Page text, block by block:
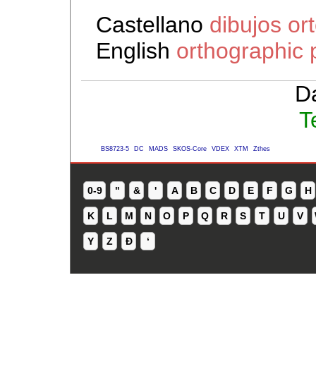
Castellano dibujos
English orthographic
BS8723-5 DC MADS SKOS-Core VDEX XTM Zthes
0-9 " & ' A B C D E F G H
K L M N O P Q R S T U V
Y Z Ð ʻ